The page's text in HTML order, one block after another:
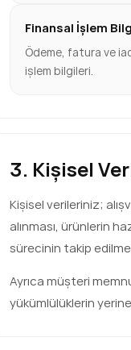
Finansal İşlem
Ödeme, fatura ve
işlem bilgileri.
3. Kişisel
Kişisel verileriniz;
alınması, ürünlerin
sürecinin takip
Ayrıca müşteri
yükümlülüklerin